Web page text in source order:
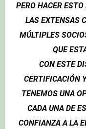
PERO HACER
LAS EXTENSAS
MÚLTIPLES
QUE
CON ESTE
CERTIFICACIÓN
TENEMOS UNA
CADA UNA DE
CONFIANZA A LA